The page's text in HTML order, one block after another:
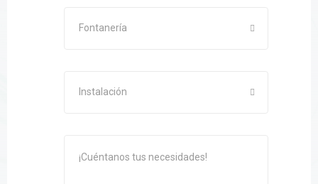
Fontanería
Instalación